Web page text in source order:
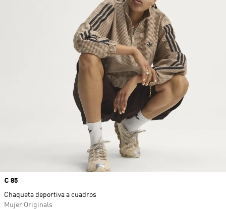
Precio
€ 85
Chaqueta deportiva a cuadros
Mujer Originals